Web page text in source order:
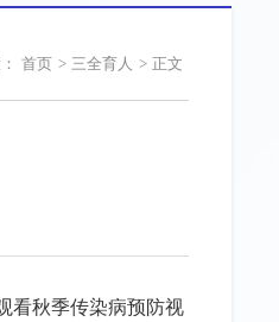
首页 > 三全育人 > 正文
看秋季传染病预防视